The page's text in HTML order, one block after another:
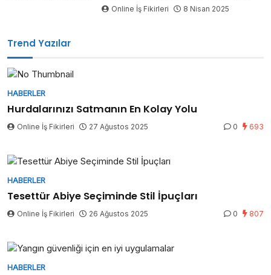
Online İş Fikirleri 8 Nisan 2025
Trend Yazılar
HABERLER
Hurdalarınızı Satmanın En Kolay Yolu
Online İş Fikirleri 27 Ağustos 2025 0 693
HABERLER
Tesettür Abiye Seçiminde Stil İpuçları
Online İş Fikirleri 26 Ağustos 2025 0 807
HABERLER